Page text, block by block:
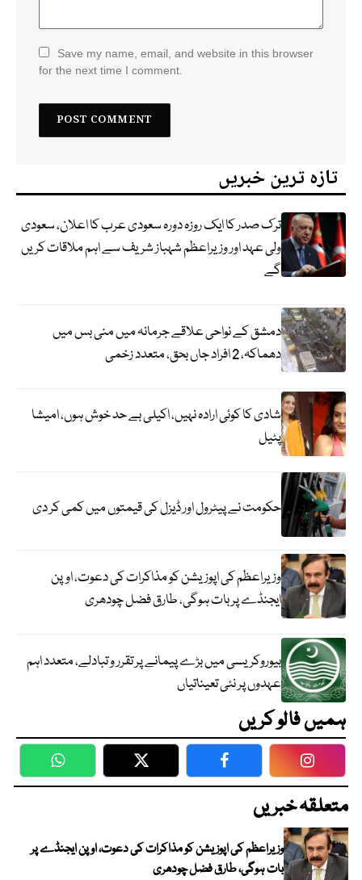
Save my name, email, and website in this browser
for the next time I comment.
تازہ ترین خبریں
ترک صدر کا ایک روزہ دورہ سعودی عرب کا اعلان، سعودی
ولی عہد اور وزیراعظم شہباز شریف سے اہم ملاقات کریں
گے
دمشق کے نواحی علاقے جرمانہ میں منی بس میں
دھماکہ، 2 افراد جاں بحق، متعدد زخمی
شادی کا کوئی ارادہ نہیں، اکیلی بے حد خوش ہوں، امیشا
پٹیل
حکومت نے پیٹرول اور ڈیزل کی قیمتوں میں کمی کر دی
وزیراعظم کی اپوزیشن کو مذاکرات کی دعوت، اوپن
ایجنڈے پر بات ہوگی، طارق فضل چودھری
بیوروکریسی میں بڑے پیمانے پر تقرر و تبادلے، متعدد اہم
عہدوں پر نئی تعیناتیاں
ہمیں فالو کریں
WhatsApp Twitter Facebook
متعلقہ خبریں
وزیراعظم کی اپوزیشن کو مذاکرات کی دعوت، اوپن ایجنڈے پر
بات ہوگی، طارق فضل چودھری